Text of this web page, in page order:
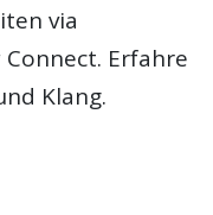
via
Erfahre
Klang.